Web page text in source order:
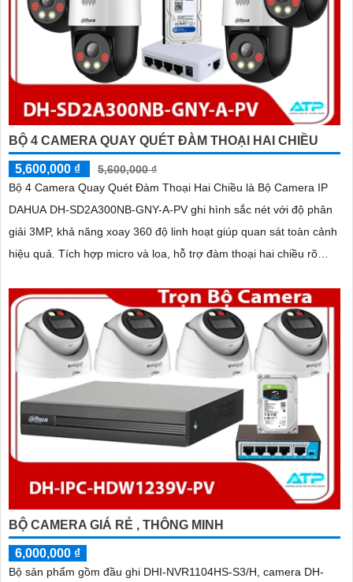
BỘ 4 CAMERA QUAY QUÉT ĐÀM THOẠI HAI CHIỀU
5,600,000 ₫
5,600,000 ₫
Bộ 4 Camera Quay Quét Đàm Thoại Hai Chiều là Bộ Camera IP
DAHUA DH-SD2A300NB-GNY-A-PV ghi hình sắc nét với độ phân
giải 3MP, khả năng xoay 360 độ linh hoạt giúp quan sát toàn cảnh
hiệu quả. Tích hợp micro và loa, hỗ trợ đàm thoại hai chiều rõ
BỘ CAMERA GIÁ RẺ , THÔNG MINH
6,000,000 ₫
Bộ sản phẩm gồm đầu ghi DHI-NVR1104HS-S3/H, camera DH-